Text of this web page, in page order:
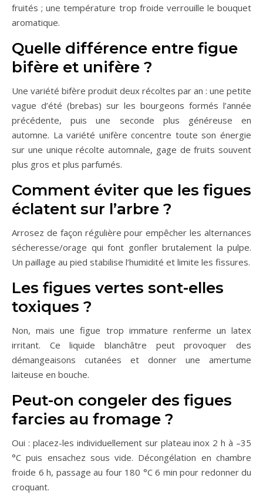
fruités ; une température trop froide verrouille le bouquet
aromatique.
Quelle différence entre figue
bifère et unifère ?
Une variété bifère produit deux récoltes par an : une petite
vague d’été (brebas) sur les bourgeons formés l’année
précédente, puis une seconde plus généreuse en
automne. La variété unifère concentre toute son énergie
sur une unique récolte automnale, gage de fruits souvent
plus gros et plus parfumés.
Comment éviter que les figues
éclatent sur l’arbre ?
Arrosez de façon régulière pour empêcher les alternances
sécheresse/orage qui font gonfler brutalement la pulpe.
Un paillage au pied stabilise l’humidité et limite les fissures.
Les figues vertes sont-elles
toxiques ?
Non, mais une figue trop immature renferme un latex
irritant. Ce liquide blanchâtre peut provoquer des
démangeaisons cutanées et donner une amertume
laiteuse en bouche.
Peut-on congeler des figues
farcies au fromage ?
Oui : placez-les individuellement sur plateau inox 2 h à –35
°C puis ensachez sous vide. Décongélation en chambre
froide 6 h, passage au four 180 °C 6 min pour redonner du
croquant.